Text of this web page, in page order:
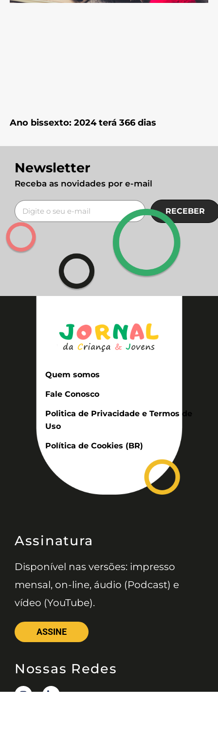
Ano bissexto: 2024 terá 366 dias
Newsletter
Receba as novidades por e-mail
RECEBER
Quem somos
Fale Conosco
Politica de Privacidade e Termos de
Uso
Política de Cookies (BR)
Assinatura
Disponível nas versões: impresso
mensal, on-line, áudio (Podcast) e
vídeo (YouTube).
ASSINE
Nossas Redes